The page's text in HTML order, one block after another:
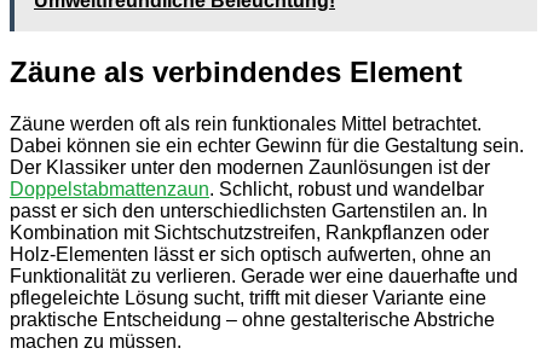
Zäune als verbindendes Element
Zäune werden oft als rein funktionales Mittel betrachtet.
Dabei können sie ein echter Gewinn für die Gestaltung sein.
Der Klassiker unter den modernen Zaunlösungen ist der
Doppelstabmattenzaun. Schlicht, robust und wandelbar
passt er sich den unterschiedlichsten Gartenstilen an. In
Kombination mit Sichtschutzstreifen, Rankpflanzen oder
Holz-Elementen lässt er sich optisch aufwerten, ohne an
Funktionalität zu verlieren. Gerade wer eine dauerhafte und
pflegeleichte Lösung sucht, trifft mit dieser Variante eine
praktische Entscheidung – ohne gestalterische Abstriche
machen zu müssen.